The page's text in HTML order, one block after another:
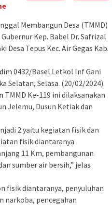
Membangun Desa (TMMD)
Kep. Babel Dr. Safrizal
Desa Tepus Kec. Air Gegas Kab.
0432/Basel Letkol Inf Gani
Selatan, Selasa. (20/02/2024).
Ke-119 ini dilaksanakan
Jelemu, Dusun Ketiak dan
2 yaitu kegiatan fisik dan
fisik diantaranya
11 Km, pembangunan
sumber air bersih,” jelas
fisik diantaranya, penyuluhan
narkoba, pencegahan